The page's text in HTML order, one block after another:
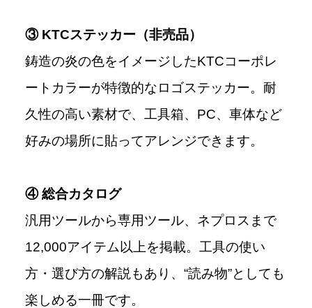
③ KTCステッカー（非売品）
鋳造の炎の色をイメージしたKTCコーポレ
ートカラーが特徴的なロゴステッカー。耐
久性の高い素材で、工具箱、PC、車体など
好みの場所に貼ってアレンジできます。
④ 総合カタログ
汎用ツールから専用ツール、ネプロスまで
12,000アイテム以上を掲載。工具の使い
方・選び方の解説もあり、“読み物”としても
楽しめる一冊です。